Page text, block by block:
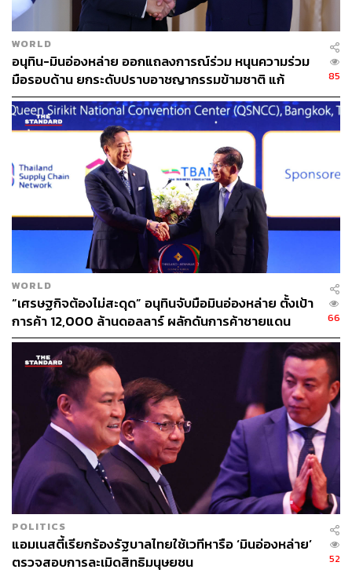
รถยนต์ไฟฟ้า - Electric Vehicle
อุตสาหกรรมยานยนต์ไฟฟ้า (EV)
สุโรจน์ แสงสนิท
158
ABOUT THE AUTHOR
เสาวลักษณ์ เขตสูงเนิน
Content Creator THE STANDARD WEALTH
WORLD
อนุทิน-มินอ่องหล่าย ออกแถลงการณ์ร่วม หนุนความร่วม
มือรอบด้าน ยกระดับปราบอาชญากรรมข้ามชาติ แก้
ปัญหาหมอกควัน-มลพิษทางน้ำ
85
WORLD
“เศรษฐกิจต้องไม่สะดุด” อนุทินจับมือมินอ่องหล่าย ตั้งเป้า
การค้า 12,000 ล้านดอลลาร์ ผลักดันการค้าชายแดน
66
POLITICS
แอมเนสตี้เรียกร้องรัฐบาลไทยใช้เวทีหารือ ‘มินอ่องหล่าย’
ตรวจสอบการละเมิดสิทธิมนุษยชน
52